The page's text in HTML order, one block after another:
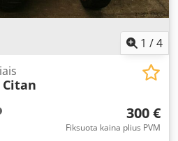
1 /4
300 €
Fiksuota kaina plius PVM